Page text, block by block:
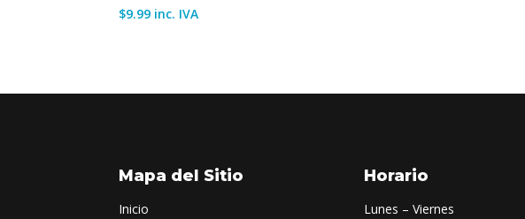
$9.99 inc. IVA
Mapa del Sitio
Inicio
Horario
Lunes – Viernes